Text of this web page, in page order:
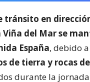
tránsito en
del Mar se
España, debido a
de tierra y rocas
durante la jornada